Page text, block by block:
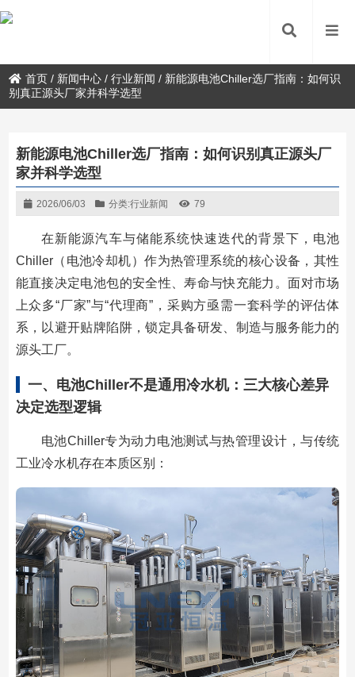
首页 / 新闻中心 /行业新闻 / 新能源电池Chiller选厂指南：如何识
别真正源头厂家并科学选型
新能源电池Chiller选厂指南：如何识别真正源头厂
家并科学选型
2026/06/03 分类:行业新闻 79
在新能源汽车与储能系统快速迭代的背景下，电池
Chiller（电池冷却机）作为热管理系统的核心设备，其性
能直接决定电池包的安全性、寿命与快充能力。面对市场
上众多“厂家”与“代理商”，采购方亟需一套科学的评估体
系，以避开贴牌陷阱，锁定具备研发、制造与服务能力的
源头工厂。
一、电池Chiller不是通用冷水机：三大核心差异
决定选型逻辑
电池Chiller专为动力电池测试与热管理设计，与传统
工业冷水机存在本质区别：